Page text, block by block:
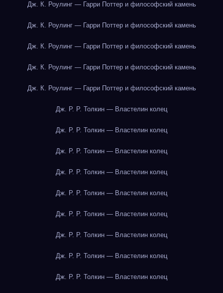
Дж. К. Роулинг — Гарри Поттер и философский камень
Дж. К. Роулинг — Гарри Поттер и философский камень
Дж. К. Роулинг — Гарри Поттер и философский камень
Дж. К. Роулинг — Гарри Поттер и философский камень
Дж. К. Роулинг — Гарри Поттер и философский камень
Дж. Р. Р. Толкин — Властелин колец
Дж. Р. Р. Толкин — Властелин колец
Дж. Р. Р. Толкин — Властелин колец
Дж. Р. Р. Толкин — Властелин колец
Дж. Р. Р. Толкин — Властелин колец
Дж. Р. Р. Толкин — Властелин колец
Дж. Р. Р. Толкин — Властелин колец
Дж. Р. Р. Толкин — Властелин колец
Дж. Р. Р. Толкин — Властелин колец